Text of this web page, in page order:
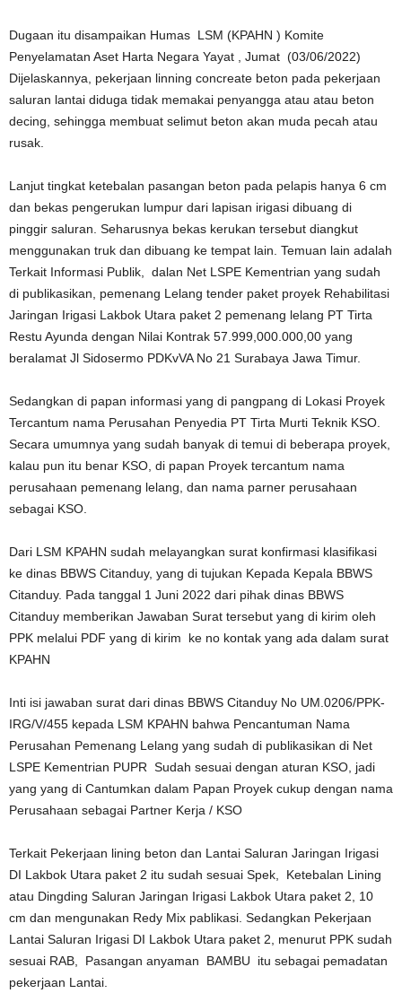
Dugaan itu disampaikan Humas LSM (KPAHN ) Komite
Penyelamatan Aset Harta Negara Yayat , Jumat (03/06/2022)
Dijelaskannya, pekerjaan linning concreate beton pada pekerjaan
saluran lantai diduga tidak memakai penyangga atau atau beton
decing, sehingga membuat selimut beton akan muda pecah atau
rusak.
Lanjut tingkat ketebalan pasangan beton pada pelapis hanya 6 cm
dan bekas pengerukan lumpur dari lapisan irigasi dibuang di
pinggir saluran. Seharusnya bekas kerukan tersebut diangkut
menggunakan truk dan dibuang ke tempat lain. Temuan lain adalah
Terkait Informasi Publik, dalan Net LSPE Kementrian yang sudah
di publikasikan, pemenang Lelang tender paket proyek Rehabilitasi
Jaringan Irigasi Lakbok Utara paket 2 pemenang lelang PT Tirta
Restu Ayunda dengan Nilai Kontrak 57.999,000.000,00 yang
beralamat Jl Sidosermo PDKvVA No 21 Surabaya Jawa Timur.
Sedangkan di papan informasi yang di pangpang di Lokasi Proyek
Tercantum nama Perusahan Penyedia PT Tirta Murti Teknik KSO.
Secara umumnya yang sudah banyak di temui di beberapa proyek,
kalau pun itu benar KSO, di papan Proyek tercantum nama
perusahaan pemenang lelang, dan nama parner perusahaan
sebagai KSO.
Dari LSM KPAHN sudah melayangkan surat konfirmasi klasifikasi
ke dinas BBWS Citanduy, yang di tujukan Kepada Kepala BBWS
Citanduy. Pada tanggal 1 Juni 2022 dari pihak dinas BBWS
Citanduy memberikan Jawaban Surat tersebut yang di kirim oleh
PPK melalui PDF yang di kirim ke no kontak yang ada dalam surat
KPAHN
Inti isi jawaban surat dari dinas BBWS Citanduy No UM.0206/PPK-
IRG/V/455 kepada LSM KPAHN bahwa Pencantuman Nama
Perusahan Pemenang Lelang yang sudah di publikasikan di Net
LSPE Kementrian PUPR Sudah sesuai dengan aturan KSO, jadi
yang yang di Cantumkan dalam Papan Proyek cukup dengan nama
Perusahaan sebagai Partner Kerja / KSO
Terkait Pekerjaan lining beton dan Lantai Saluran Jaringan Irigasi
DI Lakbok Utara paket 2 itu sudah sesuai Spek, Ketebalan Lining
atau Dingding Saluran Jaringan Irigasi Lakbok Utara paket 2, 10
cm dan mengunakan Redy Mix pablikasi. Sedangkan Pekerjaan
Lantai Saluran Irigasi DI Lakbok Utara paket 2, menurut PPK sudah
sesuai RAB, Pasangan anyaman BAMBU itu sebagai pemadatan
pekerjaan Lantai.